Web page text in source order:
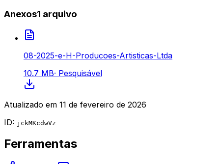
Anexos1 arquivo
08-2025-e-H-Producoes-Artisticas-Ltda
10.7 MB· Pesquisável
Atualizado em 11 de fevereiro de 2026
ID: jckMKcdwVz
Ferramentas